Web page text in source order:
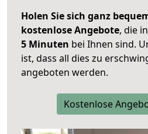
Holen Sie sich ganz
kostenlose Angebote, die
5 Minuten bei Ihnen sind.
ist, dass all dies zu
angeboten werden.
Kostenlose